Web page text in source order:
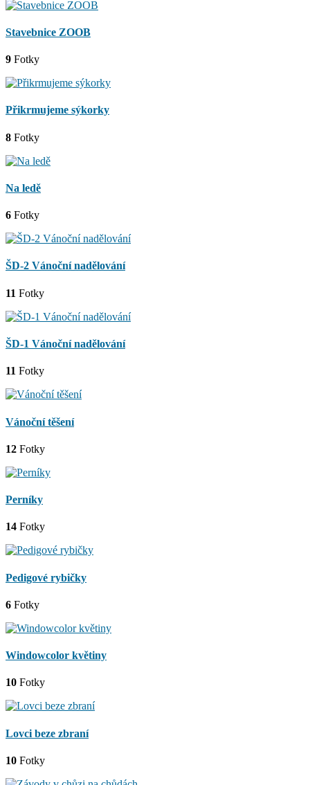
Stavebnice ZOOB
9 Fotky
Přikrmujeme sýkorky
8 Fotky
Na ledě
6 Fotky
ŠD-2 Vánoční nadělování
11 Fotky
ŠD-1 Vánoční nadělování
11 Fotky
Vánoční těšení
12 Fotky
Perníky
14 Fotky
Pedigové rybičky
6 Fotky
Windowcolor květiny
10 Fotky
Lovci beze zbraní
10 Fotky